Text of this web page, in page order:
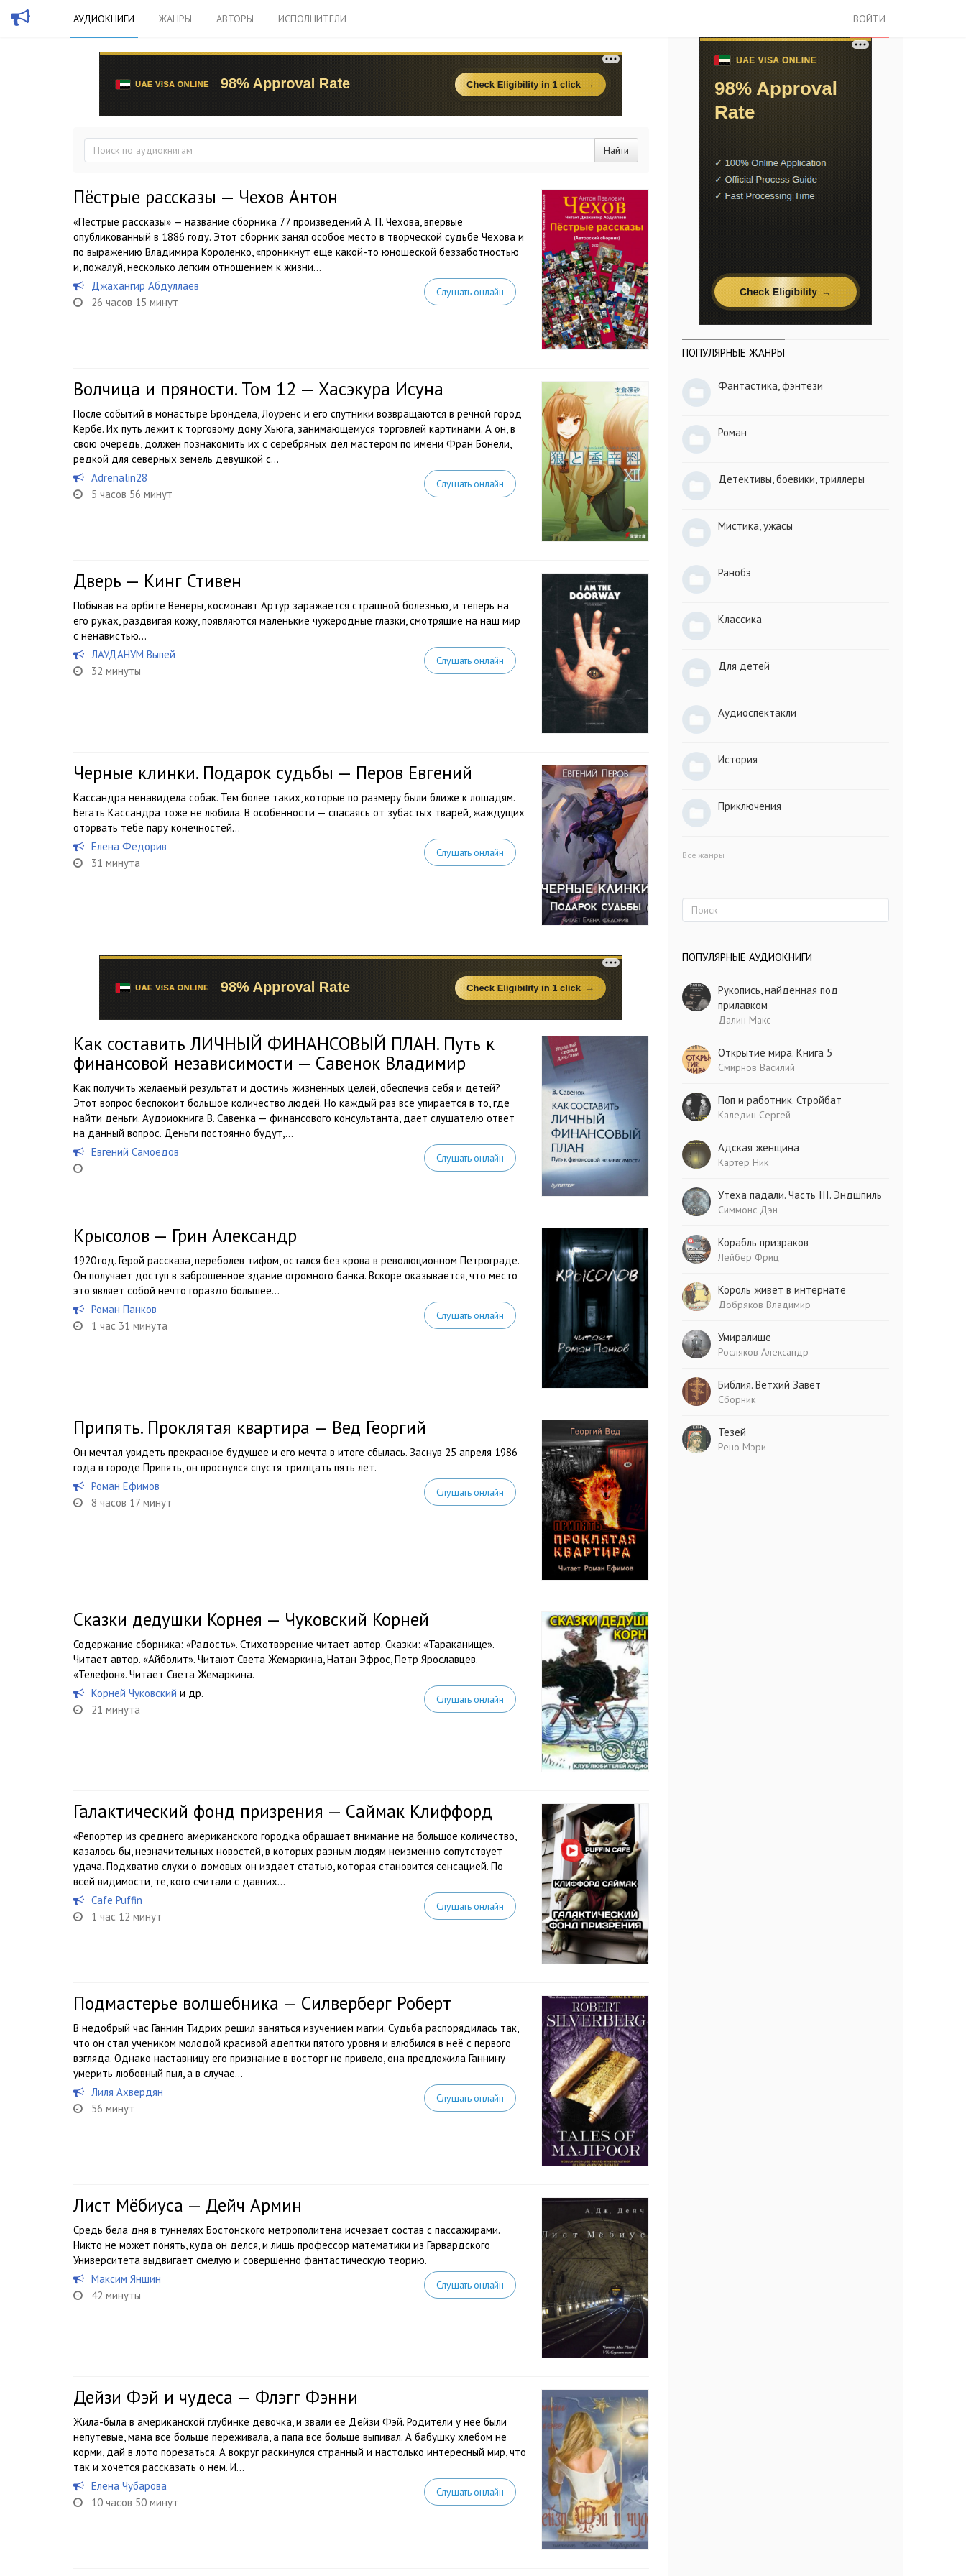
АУДИОКНИГИ ЖАНРЫ АВТОРЫ ИСПОЛНИТЕЛИ ВОЙТИ
Найти
Пёстрые рассказы — Чехов Антон
«Пестрые рассказы» — название сборника 77 произведений А. П. Чехова, впервые
опубликованный в 1886 году. Этот сборник занял особое место в творческой судьбе Чехова и
по выражению Владимира Короленко, «проникнут еще какой-то юношеской беззаботностью
и, пожалуй, несколько легким отношением к жизни...
Джахангир Абдуллаев
26 часов 15 минут
Слушать онлайн
Волчица и пряности. Том 12 — Хасэкура Исуна
После событий в монастыре Брондела, Лоуренс и его спутники возвращаются в речной город
Кербе. Их путь лежит к торговому дому Хьюга, занимающемуся торговлей картинами. А он, в
свою очередь, должен познакомить их с серебряных дел мастером по имени Фран Бонели,
редкой для северных земель девушкой с...
Adrenalin28
5 часов 56 минут
Слушать онлайн
Дверь — Кинг Стивен
Побывав на орбите Венеры, космонавт Артур заражается страшной болезнью, и теперь на
его руках, раздвигая кожу, появляются маленькие чужеродные глазки, смотрящие на наш мир
с ненавистью…
ЛАУДАНУМ Выпей
32 минуты
Слушать онлайн
Черные клинки. Подарок судьбы — Перов Евгений
Кассандра ненавидела собак. Тем более таких, которые по размеру были ближе к лошадям.
Бегать Кассандра тоже не любила. В особенности — спасаясь от зубастых тварей, жаждущих
оторвать тебе пару конечностей…
Елена Федорив
31 минута
Слушать онлайн
Как составить ЛИЧНЫЙ ФИНАНСОВЫЙ ПЛАН. Путь к
финансовой независимости — Савенок Владимир
Как получить желаемый результат и достичь жизненных целей, обеспечив себя и детей?
Этот вопрос беспокоит большое количество людей. Но каждый раз все упирается в то, где
найти деньги. Аудоиокнига В. Савенка — финансового консультанта, дает слушателю ответ
на данный вопрос. Деньги постоянно будут,...
Евгений Самоедов
Слушать онлайн
Крысолов — Грин Александр
1920 год. Герой рассказа, переболев тифом, остался без крова в революционном Петрограде.
Он получает доступ в заброшенное здание огромного банка. Вскоре оказывается, что место
это являет собой нечто гораздо большее…
Роман Панков
1 час 31 минута
Слушать онлайн
Припять. Проклятая квартира — Вед Георгий
Он мечтал увидеть прекрасное будущее и его мечта в итоге сбылась. Заснув 25 апреля 1986
года в городе Припять, он проснулся спустя тридцать пять лет.
Роман Ефимов
8 часов 17 минут
Слушать онлайн
Сказки дедушки Корнея — Чуковский Корней
Содержание сборника: «Радость». Стихотворение читает автор. Сказки: «Тараканище».
Читает автор. «Айболит». Читают Света Жемаркина, Натан Эфрос, Петр Ярославцев.
«Телефон». Читает Света Жемаркина.
Корней Чуковский и др.
21 минута
Слушать онлайн
Галактический фонд призрения — Саймак Клиффорд
«Репортер из среднего американского городка обращает внимание на большое количество,
казалось бы, незначительных новостей, в которых разным людям неизменно сопутствует
удача. Подхватив слухи о домовых он издает статью, которая становится сенсацией. По
всей видимости, те, кого считали с давних...
Cafe Puffin
1 час 12 минут
Слушать онлайн
Подмастерье волшебника — Силверберг Роберт
В недобрый час Ганнин Тидрих решил заняться изучением магии. Судьба распорядилась так,
что он стал учеником молодой красивой адептки пятого уровня и влюбился в неё с первого
взгляда. Однако наставницу его признание в восторг не привело, она предложила Ганнину
умерить любовный пыл, а в случае...
Лиля Ахвердян
56 минут
Слушать онлайн
Лист Мёбиуса — Дейч Армин
Средь бела дня в туннелях Бостонского метрополитена исчезает состав с пассажирами.
Никто не может понять, куда он делся, и лишь профессор математики из Гарвардского
Университета выдвигает смелую и совершенно фантастическую теорию.
Максим Яншин
42 минуты
Слушать онлайн
Дейзи Фэй и чудеса — Флэгг Фэнни
Жила-была в американской глубинке девочка, и звали ее Дейзи Фэй. Родители у нее были
непутевые, мама все больше переживала, а папа все больше выпивал. А бабушку хлебом не
корми, дай в лото порезаться. А вокруг раскинулся странный и настолько интересный мир, что
так и хочется рассказать о нем. И...
Елена Чубарова
10 часов 50 минут
Слушать онлайн
ПОПУЛЯРНЫЕ ЖАНРЫ
Фантастика, фэнтези
Роман
Детективы, боевики, триллеры
Мистика, ужасы
Ранобэ
Классика
Для детей
Аудиоспектакли
История
Приключения
Все жанры
ПОПУЛЯРНЫЕ АУДИОКНИГИ
Рукопись, найденная под
прилавком
Далин Макс
Открытие мира. Книга 5
Смирнов Василий
Поп и работник. Стройбат
Каледин Сергей
Адская женщина
Картер Ник
Утеха падали. Часть III. Эндшпиль
Симмонс Дэн
Корабль призраков
Лейбер Фриц
Король живет в интернате
Добряков Владимир
Умиралище
Росляков Александр
Библия. Ветхий Завет
Сборник
Тезей
Рено Мэри